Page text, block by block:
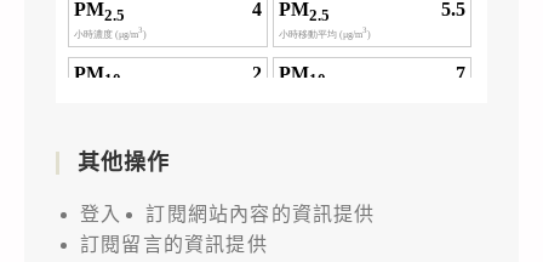
其他操作
登入
訂閱網站內容的資訊提供
訂閱留言的資訊提供